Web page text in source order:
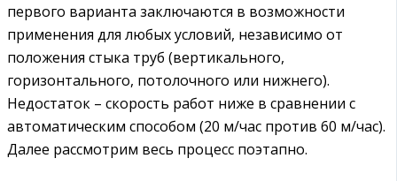
первого варианта заключаются в возможности
применения для любых условий, независимо от
положения стыка труб (вертикального,
горизонтального, потолочного или нижнего).
Недостаток – скорость работ ниже в сравнении с
автоматическим способом (20 м/час против 60 м/час).
Далее рассмотрим весь процесс поэтапно.